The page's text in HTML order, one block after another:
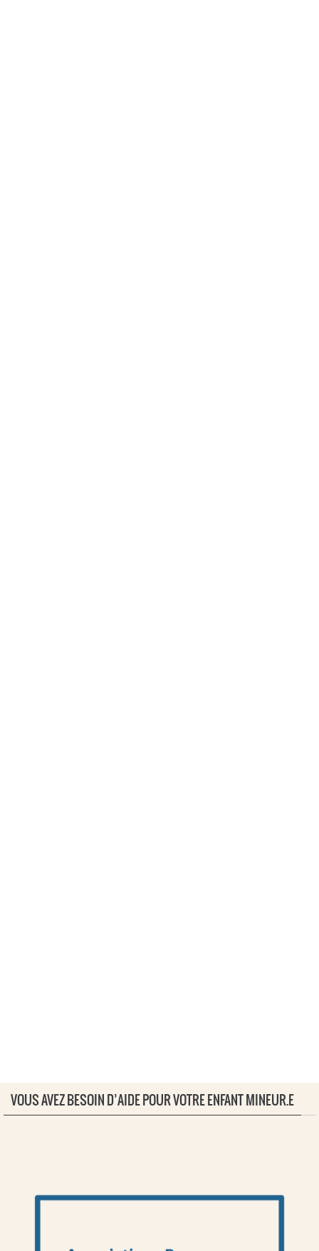
VOUS AVEZ BESOIN D’AIDE POUR VOTRE ENFANT MINEUR.E